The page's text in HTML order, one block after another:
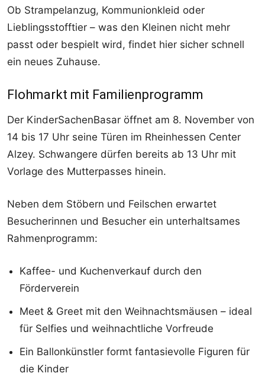
Ob Strampelanzug, Kommunionkleid oder
Lieblingsstofftier – was den Kleinen nicht mehr
passt oder bespielt wird, findet hier sicher schnell
ein neues Zuhause.
Flohmarkt mit Familienprogramm
Der KinderSachenBasar öffnet am 8. November von
14 bis 17 Uhr seine Türen im Rheinhessen Center
Alzey. Schwangere dürfen bereits ab 13 Uhr mit
Vorlage des Mutterpasses hinein.
Neben dem Stöbern und Feilschen erwartet
Besucherinnen und Besucher ein unterhaltsames
Rahmenprogramm:
Kaffee- und Kuchenverkauf durch den
Förderverein
Meet & Greet mit den Weihnachtsmäusen – ideal
für Selfies und weihnachtliche Vorfreude
Ein Ballonkünstler formt fantasievolle Figuren für
die Kinder